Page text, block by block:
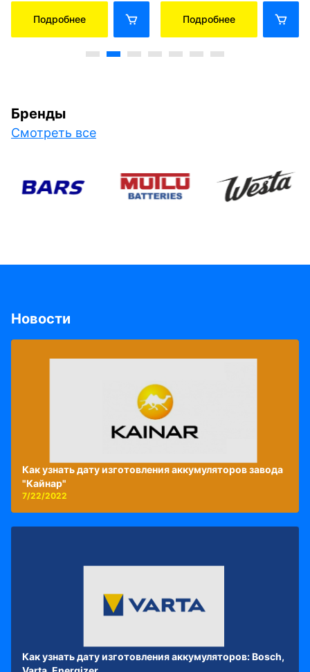
Подробнее Подробнее
Бренды
Смотреть все
Новости
Как узнать дату изготовления аккумуляторов завода
"Кайнар"
7/22/2022
Как узнать дату изготовления аккумуляторов: Bosch,